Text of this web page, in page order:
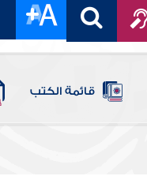
قائمة الكتب